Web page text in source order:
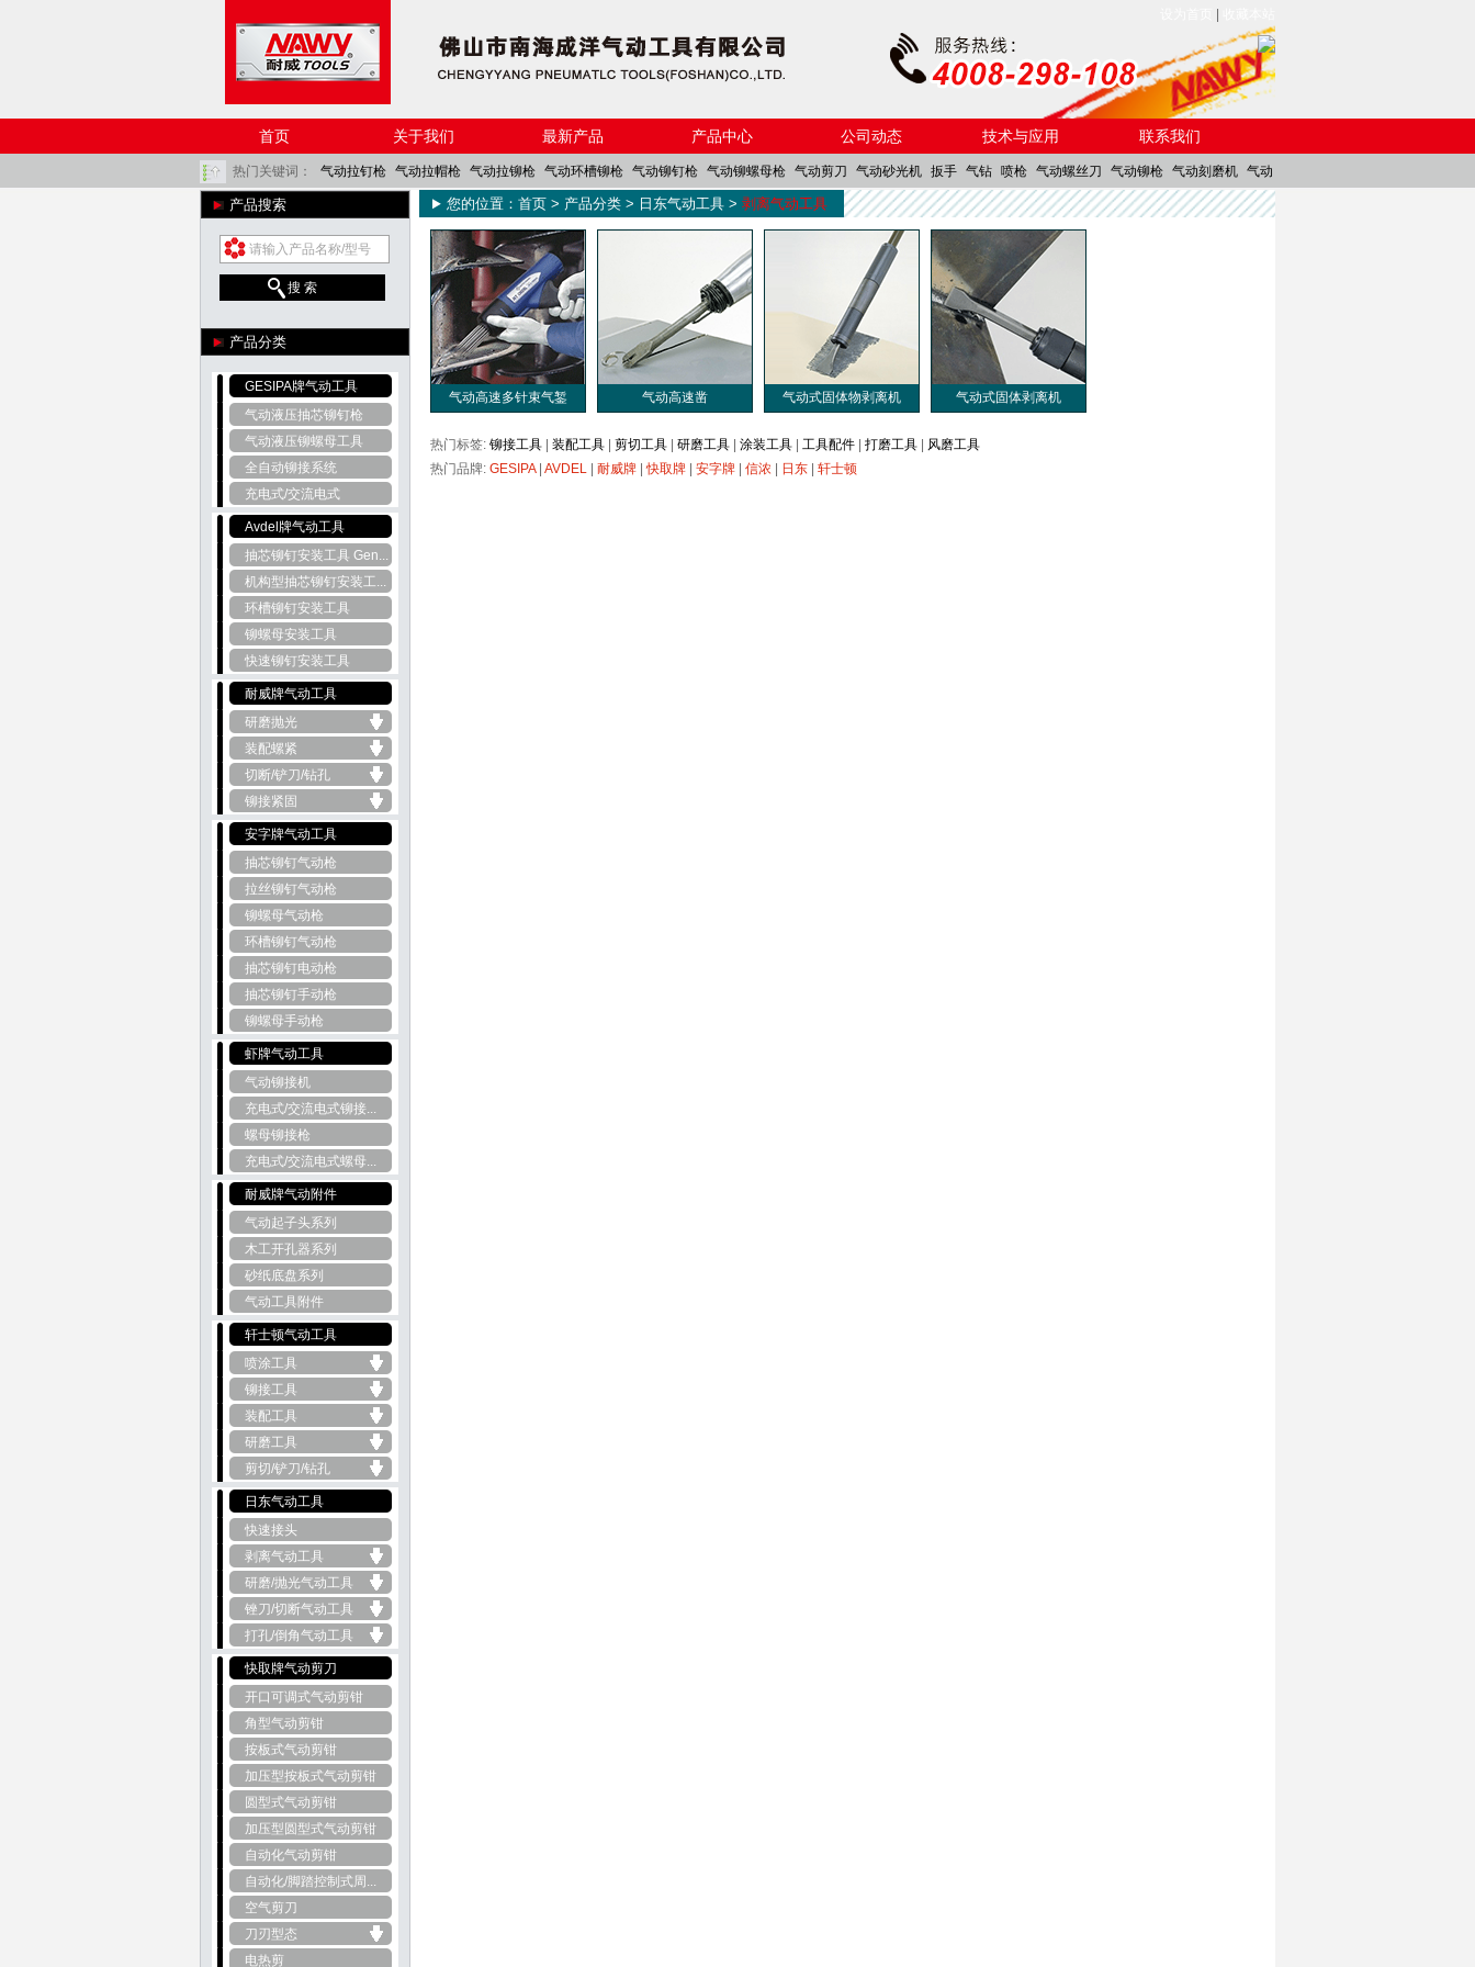
首页 关于我们 最新产品 产品中心 公司动态 技术与应用 联系我们
热门关键词： 气动拉钉枪 气动拉帽枪 气动拉铆枪 气动环槽铆枪 气动铆钉枪 气动铆螺母枪 气动剪刀 气动砂光机 扳手 气钻 喷枪 气动螺丝刀 气动铆枪 气动刻磨机 气动
角磨机 气铲 气动棘轮扳手 气动防蚊网剪刀
产品搜索
搜 索
产品分类
GESIPA牌气动工具
气动液压抽芯铆钉枪
气动液压铆螺母工具
全自动铆接系统
充电式/交流电式
Avdel牌气动工具
抽芯铆钉安装工具 Gen...
机构型抽芯铆钉安装工...
环槽铆钉安装工具
铆螺母安装工具
快速铆钉安装工具
耐威牌气动工具
研磨抛光
装配螺紧
切断/铲刀/钻孔
铆接紧固
安字牌气动工具
抽芯铆钉气动枪
拉丝铆钉气动枪
铆螺母气动枪
环槽铆钉气动枪
抽芯铆钉电动枪
抽芯铆钉手动枪
铆螺母手动枪
虾牌气动工具
气动铆接机
充电式/交流电式铆接...
螺母铆接枪
充电式/交流电式螺母...
耐威牌气动附件
气动起子头系列
木工开孔器系列
砂纸底盘系列
气动工具附件
轩士顿气动工具
喷涂工具
铆接工具
装配工具
研磨工具
剪切/铲刀/钻孔
日东气动工具
快速接头
剥离气动工具
研磨/抛光气动工具
锉刀/切断气动工具
打孔/倒角气动工具
快取牌气动剪刀
开口可调式气动剪钳
角型气动剪钳
按板式气动剪钳
加压型按板式气动剪钳
圆型式气动剪钳
加压型圆型式气动剪钳
自动化气动剪钳
自动化/脚踏控制式周...
空气剪刀
刀刃型态
电热剪
您的位置： 首页 > 产品分类 > 日东气动工具 > 剥离气动工具
气动高速多针束气錾 气动高速凿 气动式固体物剥离机 气动式固体剥离机
热门标签: 铆接工具 装配工具 剪切工具 研磨工具 涂装工具 工具配件 打磨工具
风磨工具
热门品牌: GESIPA| AVDEL 耐威牌 |快取牌 安字牌 信浓 日东 轩士顿